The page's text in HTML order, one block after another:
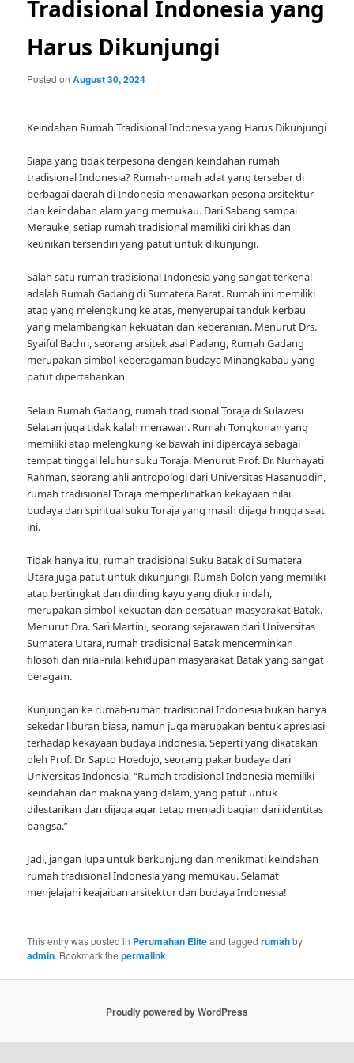
Tradisional Indonesia yang
Harus Dikunjungi
Posted onAugust 30, 2024
Keindahan Rumah Tradisional Indonesia yang Harus Dikunjungi
Siapa yang tidak terpesona dengan keindahan rumah
tradisional Indonesia? Rumah-rumah adat yang tersebar di
berbagai daerah di Indonesia menawarkan pesona arsitektur
dan keindahan alam yang memukau. Dari Sabang sampai
Merauke, setiap rumah tradisional memiliki ciri khas dan
keunikan tersendiri yang patut untuk dikunjungi.
Salah satu rumah tradisional Indonesia yang sangat terkenal
adalah Rumah Gadang di Sumatera Barat. Rumah ini memiliki
atap yang melengkung ke atas, menyerupai tanduk kerbau
yang melambangkan kekuatan dan keberanian. Menurut Drs.
Syaiful Bachri, seorang arsitek asal Padang, Rumah Gadang
merupakan simbol keberagaman budaya Minangkabau yang
patut dipertahankan.
Selain Rumah Gadang, rumah tradisional Toraja di Sulawesi
Selatan juga tidak kalah menawan. Rumah Tongkonan yang
memiliki atap melengkung ke bawah ini dipercaya sebagai
tempat tinggal leluhur suku Toraja. Menurut Prof. Dr. Nurhayati
Rahman, seorang ahli antropologi dari Universitas Hasanuddin,
rumah tradisional Toraja memperlihatkan kekayaan nilai
budaya dan spiritual suku Toraja yang masih dijaga hingga saat
ini.
Tidak hanya itu, rumah tradisional Suku Batak di Sumatera
Utara juga patut untuk dikunjungi. Rumah Bolon yang memiliki
atap bertingkat dan dinding kayu yang diukir indah,
merupakan simbol kekuatan dan persatuan masyarakat Batak.
Menurut Dra. Sari Martini, seorang sejarawan dari Universitas
Sumatera Utara, rumah tradisional Batak mencerminkan
filosofi dan nilai-nilai kehidupan masyarakat Batak yang sangat
beragam.
Kunjungan ke rumah-rumah tradisional Indonesia bukan hanya
sekedar liburan biasa, namun juga merupakan bentuk apresiasi
terhadap kekayaan budaya Indonesia. Seperti yang dikatakan
oleh Prof. Dr. Sapto Hoedojo, seorang pakar budaya dari
Universitas Indonesia, “Rumah tradisional Indonesia memiliki
keindahan dan makna yang dalam, yang patut untuk
dilestarikan dan dijaga agar tetap menjadi bagian dari identitas
bangsa.”
Jadi, jangan lupa untuk berkunjung dan menikmati keindahan
rumah tradisional Indonesia yang memukau. Selamat
menjelajahi keajaiban arsitektur dan budaya Indonesia!
This entry was posted in Perumahan Eliteand taggedrumahby
admin. Bookmark thepermalink.
Proudly powered by WordPress